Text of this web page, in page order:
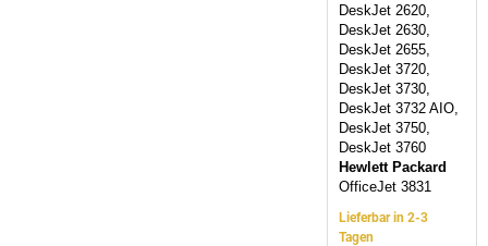
DeskJet 2620,
DeskJet 2630,
DeskJet 2655,
DeskJet 3720,
DeskJet 3730,
DeskJet 3732 AIO,
DeskJet 3750,
DeskJet 3760
Hewlett Packard
OfficeJet 3831
Lieferbar in 2-3
Tagen